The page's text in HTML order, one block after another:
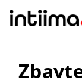
obsah